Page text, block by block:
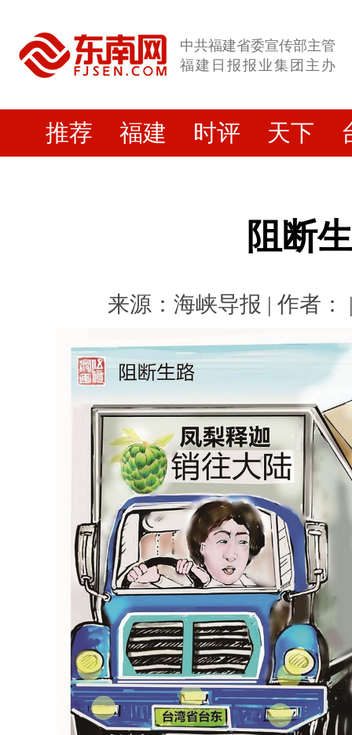
中共福建省委宣传部主管
福建日报报业集团主办
推荐 福建 时评 天下
阻断
来源：海峡导报 | 作者：